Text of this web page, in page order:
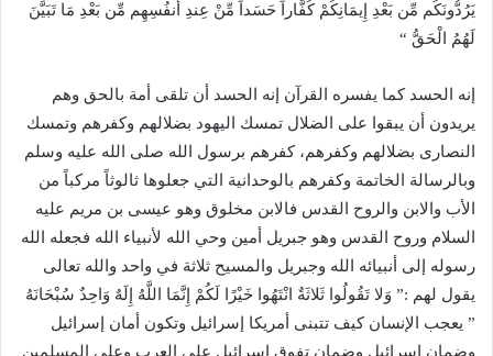
يَرُدُّونَكُم مِّن بَعْدِ إِيمَانِكُمْ كُفَّاراً حَسَداً مِّنْ عِندِ أَنفُسِهِم مِّن بَعْدِ مَا تَبَيَّنَ
لَهُمُ الْحَقُّ “
إنه الحسد كما يفسره القرآن إنه الحسد أن تلقى أمة بالحق وهم
يريدون أن يبقوا على الضلال تمسك اليهود بضلالهم وكفرهم وتمسك
النصارى بضلالهم وكفرهم، كفرهم برسول الله صلى الله عليه وسلم
وبالرسالة الخاتمة وكفرهم بالوحدانية التي جعلوها ثالوثاً مركباً من
الأب والابن والروح القدس فالابن مخلوق وهو عيسى بن مريم عليه
السلام وروح القدس وهو جبريل أمين وحي الله لأنبياء الله فجعله الله
رسوله إلى أنبيائه الله وجبريل والمسيح ثلاثة في واحد والله تعالى
يقول لهم :” وَلا تَقُولُوا ثَلاثَةٌ انْتَهُوا خَيْرًا لَكُمْ إِنَّمَا اللَّهُ إِلَهٌ وَاحِدٌ سُبْحَانَهُ
” يعجب الإنسان كيف تتبنى أمريكا إسرائيل وتكون أمان إسرائيل
وضمان إسرائيل وضمان تفوق إسرائيل على العرب وعلى المسلمين